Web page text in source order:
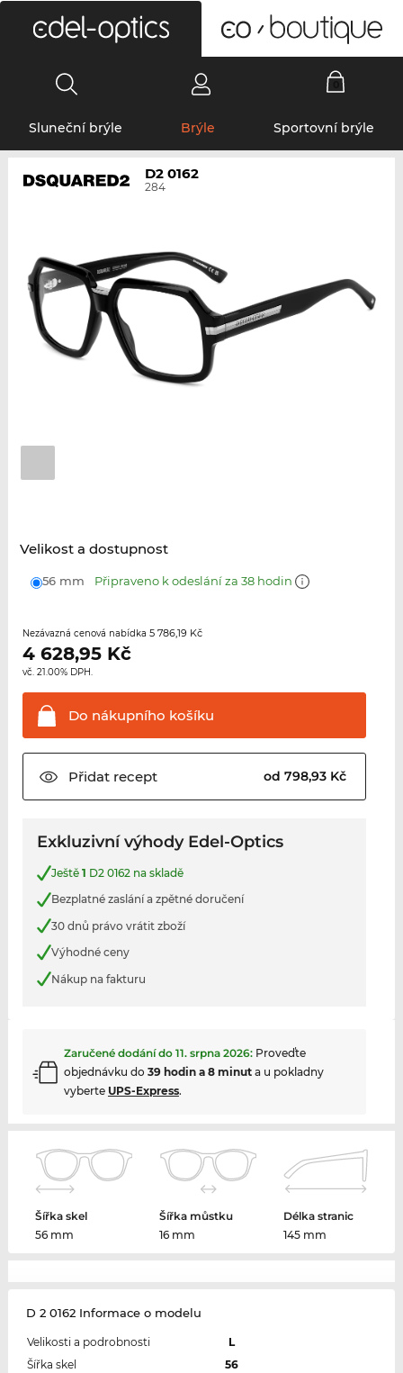
Sluneční brýle Brýle Sportovní brýle
D2 0162
284
Velikost a dostupnost
56 mm Připraveno k odeslání za 38 hodin
Nezávazná cenová nabídka 5 786,19 Kč
4 628,95Kč
vč. 21.00% DPH.
Do nákupního košíku
Přidatrecept od 798,93 Kč
Exkluzivní výhody Edel-Optics
Ještě 1 D2 0162 na skladě
Bezplatné zaslání a zpětné doručení
30 dnů právo vrátit zboží
Výhodné ceny
Nákup na fakturu
Zaručené dodání do 11. srpna 2026: Proveďte
objednávku do 39 hodin a 8 minuta u pokladny
vyberte UPS-Express.
Šířka skel
56 mm
Šířka můstku
16 mm
Délka stranic
145 mm
D 2 0162 Informace o modelu
Velikosti a podrobnosti
L
Šířka skel
56